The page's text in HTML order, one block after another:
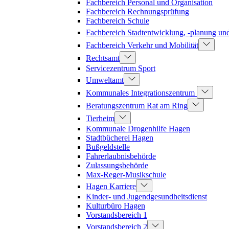
Fachbereich Personal und Organisation
Fachbereich Rechnungsprüfung
Fachbereich Schule
Fachbereich Stadtentwicklung, -planung
Fachbereich Verkehr und Mobilität
Rechtsamt
Servicezentrum Sport
Umweltamt
Kommunales Integrationszentrum
Beratungszentrum Rat am Ring
Tierheim
Kommunale Drogenhilfe Hagen
Stadtbücherei Hagen
Bußgeldstelle
Fahrerlaubnisbehörde
Zulassungsbehörde
Max-Reger-Musikschule
Hagen Karriere
Kinder- und Jugendgesundheitsdienst
Kulturbüro Hagen
Vorstandsbereich 1
Vorstandsbereich 2